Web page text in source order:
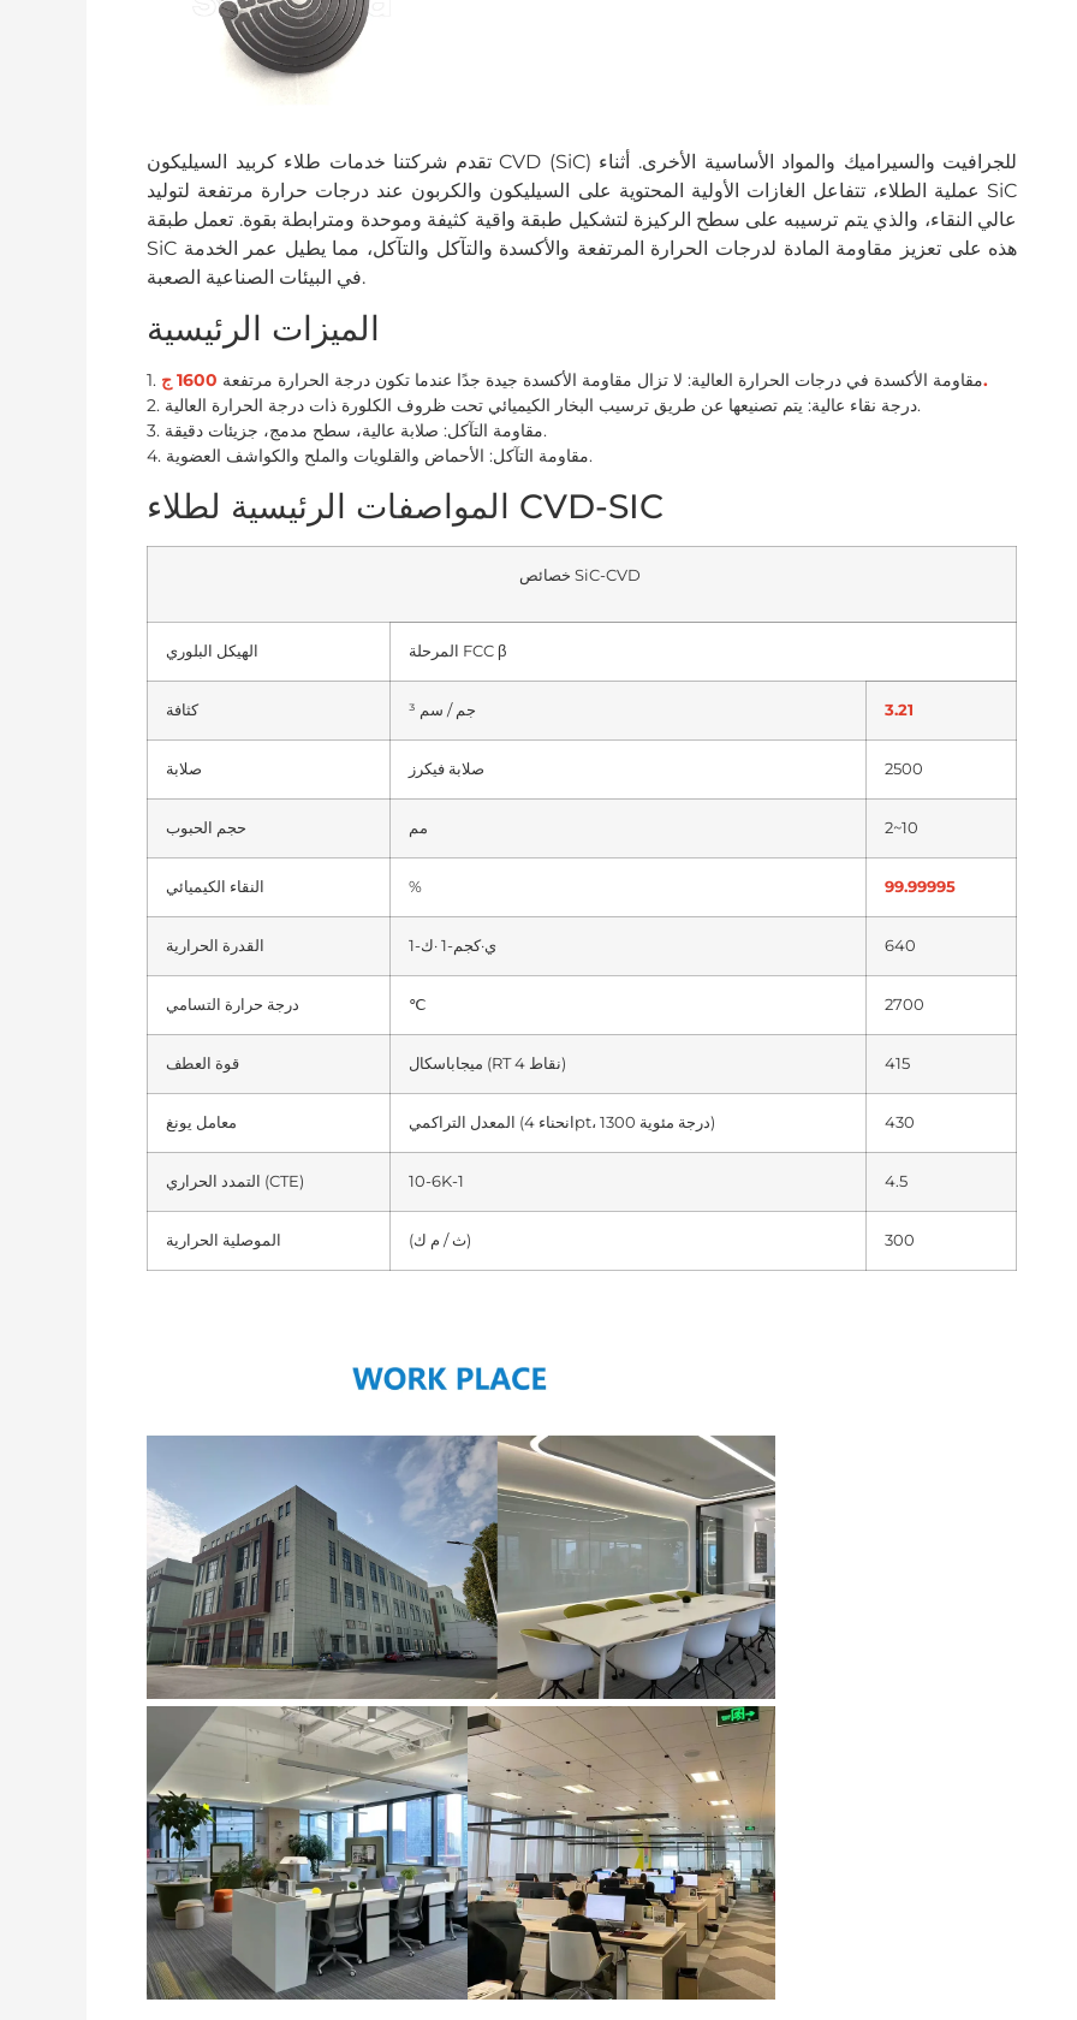
تقدم شركتنا خدمات طلاء كربيد السيليكون CVD (SiC) للجرافيت والسيراميك والمواد الأساسية الأخرى. أثناء
عملية الطلاء، تتفاعل الغازات الأولية المحتوية على السيليكون والكربون عند درجات حرارة مرتفعة لتوليد SiC
عالي النقاء، والذي يتم ترسيبه على سطح الركيزة لتشكيل طبقة واقية كثيفة وموحدة ومترابطة بقوة. تعمل طبقة
SiC هذه على تعزيز مقاومة المادة لدرجات الحرارة المرتفعة والأكسدة والتآكل والتآكل، مما يطيل عمر الخدمة
في البيئات الصناعية الصعبة.
الميزات الرئيسية
1. مقاومة الأكسدة في درجات الحرارة العالية: لا تزال مقاومة الأكسدة جيدة جدًا عندما تكون درجة الحرارة مرتفعة1600 ج.
2. درجة نقاء عالية: يتم تصنيعها عن طريق ترسيب البخار الكيميائي تحت ظروف الكلورة ذات درجة الحرارة العالية.
3. مقاومة التآكل: صلابة عالية، سطح مدمج، جزيئات دقيقة.
4. مقاومة التآكل: الأحماض والقلويات والملح والكواشف العضوية.
المواصفات الرئيسية لطلاء CVD-SIC
خصائص SiC-CVD
الهيكل البلوري المرحلة FCC β
كثافة جم / سم ³ 3.21
صلابة صلابة فيكرز 2500
حجم الحبوب مم 2~10
النقاء الكيميائي % 99.99995
القدرة الحرارية ي·كجم-1 ·ك-1 640
درجة حرارة التسامي ℃ 2700
قوة العطف ميجاباسكال (RT 4 نقاط) 415
معامل يونغ المعدل التراكمي (انحناء 4pt، 1300 درجة مئوية) 430
التمدد الحراري (CTE) 10-6K-1 4.5
الموصلية الحرارية (ث / م ك) 300